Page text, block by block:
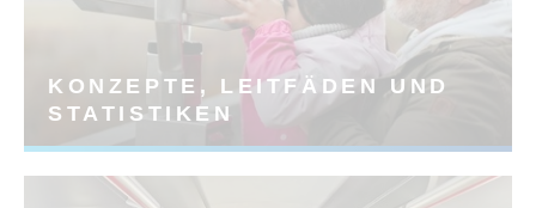
KONZEPTE, LEITFÄDEN UND
STATISTIKEN